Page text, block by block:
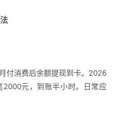
付消费后余额提现到卡。2026
元，到账半小时。日常应